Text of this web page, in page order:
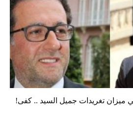
تغريدات جميل السيد .. كفى!